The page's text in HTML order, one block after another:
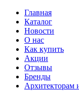
Главная
Каталог
Новости
О нас
Как купить
Акции
Отзывы
Бренды
Архитекторам